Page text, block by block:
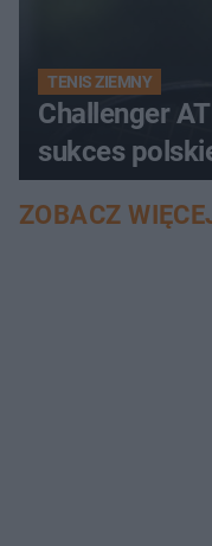
TENIS ZIEMNY
Challenger
sukces
ZOBACZ